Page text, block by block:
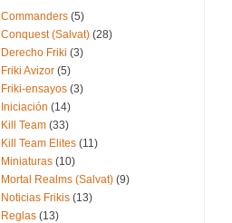
Commanders (5)
Conquest (Salvat) (28)
Derecho Friki (3)
Friki Avizor (5)
Friki-ensayos (3)
Iniciación (14)
Kill Team (33)
Kill Team Elites (11)
Miniaturas (10)
Mortal Realms (Salvat) (9)
Noticias Frikis (13)
Reglas (13)